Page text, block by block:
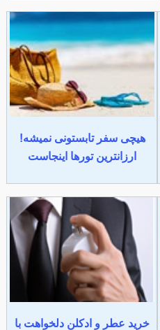
هیچی سفر تابستونی نمیشه!
ارزانترین تورها اینجاست
خرید عطر و ادکلن دلخواهت با